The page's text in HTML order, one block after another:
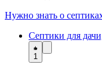
Нужно знать о
Септики для
1